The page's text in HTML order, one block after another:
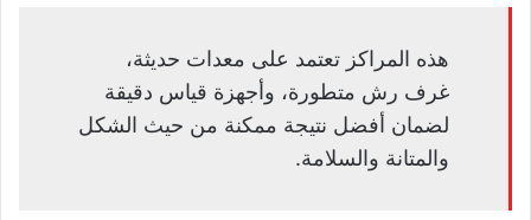
هذه المراكز تعتمد على معدات حديثة،
غرف رش متطورة، وأجهزة قياس دقيقة
لضمان أفضل نتيجة ممكنة من حيث الشكل
والمتانة والسلامة.